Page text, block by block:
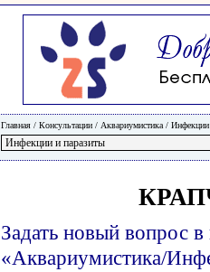
Главная / Консультации / Аквариумистика / Инфекции
Задать новый вопрос в
«Аквариумистика/